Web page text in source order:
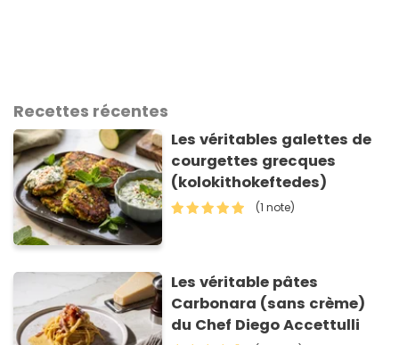
Recettes récentes
Les véritables galettes de
courgettes grecques
(kolokithokeftedes)
(1 note)
Les véritable pâtes
Carbonara (sans crème)
du Chef Diego Accettulli